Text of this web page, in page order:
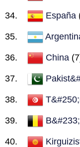
España
China